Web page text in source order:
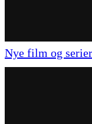
Nye film og